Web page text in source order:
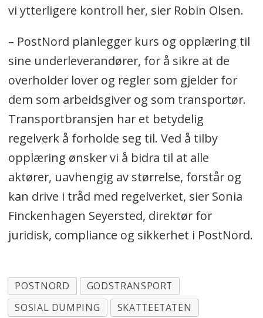
vi ytterligere kontroll her, sier Robin Olsen.
– PostNord planlegger kurs og opplæring til
sine underleverandører, for å sikre at de
overholder lover og regler som gjelder for
dem som arbeidsgiver og som transportør.
Transportbransjen har et betydelig
regelverk å forholde seg til. Ved å tilby
opplæring ønsker vi å bidra til at alle
aktører, uavhengig av størrelse, forstår og
kan drive i tråd med regelverket, sier Sonia
Finckenhagen Seyersted, direktør for
juridisk, compliance og sikkerhet i PostNord.
POSTNORD
GODSTRANSPORT
SOSIAL DUMPING
SKATTEETATEN